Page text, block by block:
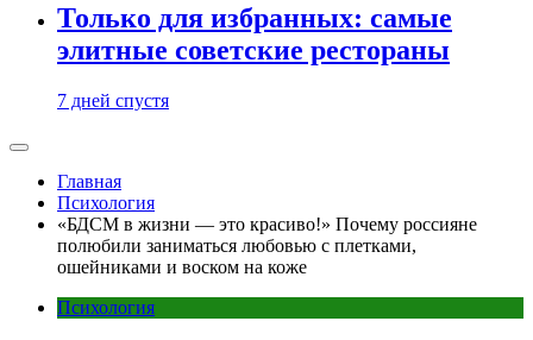
Только для избранных: самые
элитные советские рестораны
7 дней спустя
Главная
Психология
«БДСМ в жизни — это красиво!» Почему россияне
полюбили заниматься любовью с плетками,
ошейниками и воском на коже
Психология